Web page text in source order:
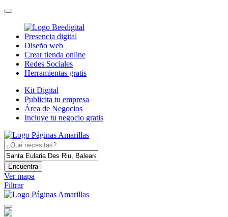
Presencia digital
Diseño web
Crear tienda online
Redes Sociales
Herramientas gratis
Kit Digital
Publicita tu empresa
Área de Negocios
Incluye tu negocio gratis
Encuentra
Ver mapa
Filtrar